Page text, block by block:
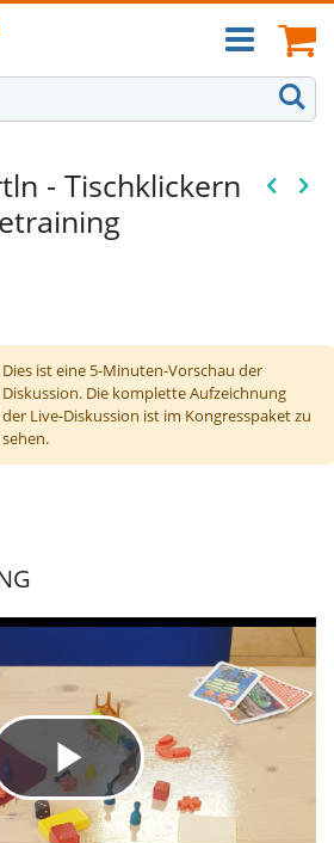
- Tischklickern
Dies ist eine 5-Minuten-Vorschau der
Diskussion. Die komplette Aufzeichnung
der Live-Diskussion ist im Kongresspaket zu
sehen.
Play